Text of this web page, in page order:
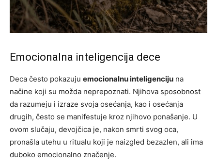
Emocionalna inteligencija dece
Deca često pokazuju emocionalnu inteligenciju na
načine koji su možda neprepoznati. Njihova sposobnost
da razumeju i izraze svoja osećanja, kao i osećanja
drugih, često se manifestuje kroz njihovo ponašanje. U
ovom slučaju, devojčica je, nakon smrti svog oca,
pronašla utehu u ritualu koji je naizgled bezazlen, ali ima
duboko emocionalno značenje.